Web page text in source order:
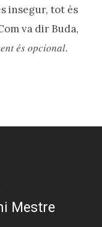
insegur, tot és
va dir Buda,
és opcional.
Mestre